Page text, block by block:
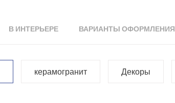
В ИНТЕРЬЕРЕ ВАРИАНТЫ ОФОРМЛЕНИЯ
керамогранит Декоры